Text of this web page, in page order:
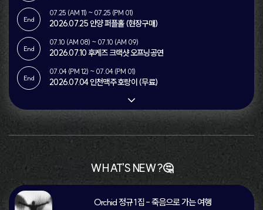
End
07.25 (AM 11) ~ 07.25 (PM 01)
2026.07.25 안양 퍼플홀 (현장구매)
End
07.10 (AM 08) ~ 07.10 (AM 09)
2026.07.10 후케즈 크랙샷 오프닝공연
End
07.04 (PM 12) ~ 07.04 (PM 01)
2026.07.04 인천맥주 호랑이 (무료)
WHAT'S NEW?🤔
Orchid 정규 1집 - 죽음으로 가는 여행